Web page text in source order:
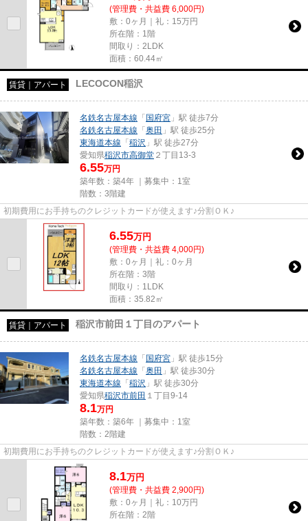
(管理費・共益費 6,000円)
敷：0ヶ月｜礼：15万円
所在階：1階
間取り：2LDK
面積：60.44㎡
賃貸｜アパート LECOCON稲沢
名鉄名古屋本線 「 国府宮 」駅 徒歩7分
名鉄名古屋本線 「 奥田 」駅 徒歩25分
東海道本線 「 稲沢 」駅 徒歩27分
愛知県稲沢市高御堂 ２丁目13-3
6.55万円
築年数：築4年 ｜募集中： 1室
階数：3階建
初期費用にお手持ちのクレジットカードが使えます♪分割ＯＫ♪
6.55万円
(管理費・共益費 4,000円)
敷：0ヶ月｜礼：0ヶ月
所在階：3階
間取り：1LDK
面積：35.82㎡
賃貸｜アパート 稲沢市前田１丁目のアパート
名鉄名古屋本線 「 国府宮 」駅 徒歩15分
名鉄名古屋本線 「 奥田 」駅 徒歩30分
東海道本線 「 稲沢 」駅 徒歩30分
愛知県稲沢市前田 １丁目9-14
8.1万円
築年数：築6年 ｜募集中： 1室
階数：2階建
初期費用にお手持ちのクレジットカードが使えます♪分割ＯＫ♪
8.1万円
(管理費・共益費 2,900円)
敷：0ヶ月｜礼：10万円
所在階：2階